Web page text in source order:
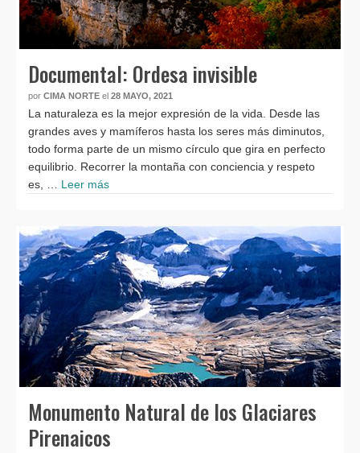
Documental: Ordesa invisible
por CIMA NORTE el 28 MAYO, 2021
La naturaleza es la mejor expresión de la vida. Desde las
grandes aves y mamíferos hasta los seres más diminutos,
todo forma parte de un mismo círculo que gira en perfecto
equilibrio. Recorrer la montaña con conciencia y respeto
es, … Leer más
Monumento Natural de los Glaciares
Pirenaicos